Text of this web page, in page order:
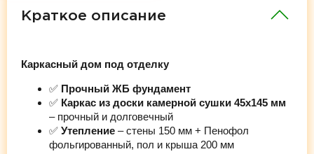
Краткое описание
Каркасный дом под отделку
✅ Прочный ЖБ фундамент
✅ Каркас из доски камерной сушки 45х145 мм
– прочный и долговечный
✅ Утепление – стены 150 мм + Пенофол
фольгированный, пол и крыша 200 мм